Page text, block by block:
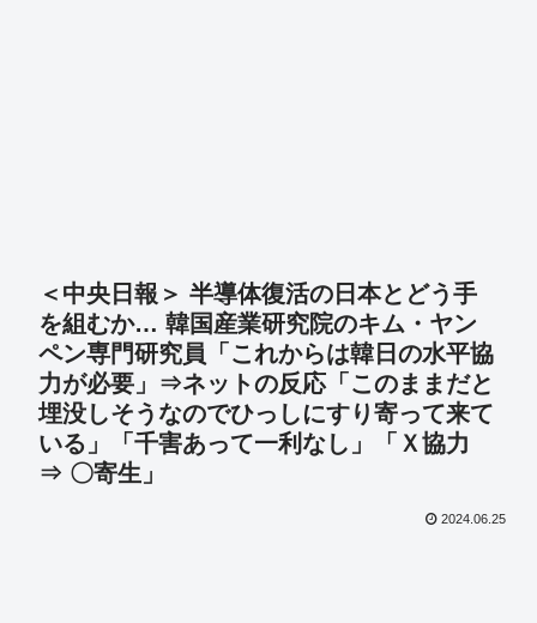
＜中央日報＞ 半導体復活の日本とどう手
を組むか… 韓国産業研究院のキム・ヤン
ペン専門研究員「これからは韓日の水平協
力が必要」⇒ネットの反応「このままだと
埋没しそうなのでひっしにすり寄って来て
いる」「千害あって一利なし」「Ｘ協力
⇒ 〇寄生」
2024.06.25